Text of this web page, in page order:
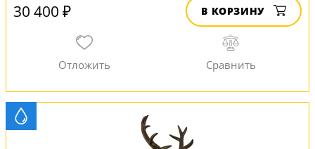
30 400 ₽ В КОРЗИНУ